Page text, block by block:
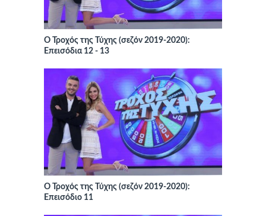
Ο Τροχός της Τύχης (σεζόν 2019-2020):
Επεισόδια 12 - 13
Ο Τροχός της Τύχης (σεζόν 2019-2020):
Επεισόδιο 11